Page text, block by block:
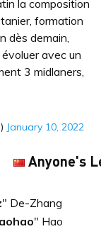
la composition
formation
dès demain,
avec un
3 midlaners,
January 10, 2022
Anyone's
" De-Zhang
" Hao